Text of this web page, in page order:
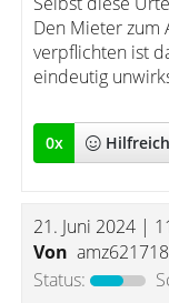
Den Mieter zum
verpflichten ist
eindeutig
0x Hilfreich
21. Juni 2024 |
Von
Status: